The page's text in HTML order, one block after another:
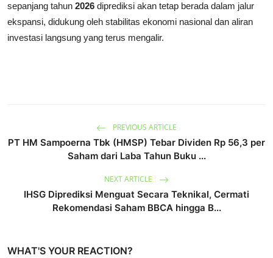
sepanjang tahun 2026 diprediksi akan tetap berada dalam jalur
ekspansi, didukung oleh stabilitas ekonomi nasional dan aliran
investasi langsung yang terus mengalir.
PREVIOUS ARTICLE
PT HM Sampoerna Tbk (HMSP) Tebar Dividen Rp 56,3 per
Saham dari Laba Tahun Buku ...
NEXT ARTICLE
IHSG Diprediksi Menguat Secara Teknikal, Cermati
Rekomendasi Saham BBCA hingga B...
WHAT'S YOUR REACTION?